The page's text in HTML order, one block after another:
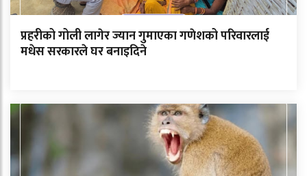
प्रहरीको गोली लागेर ज्यान गुमाएका गणेशको परिवारलाई
मधेस सरकारले घर बनाइदिने